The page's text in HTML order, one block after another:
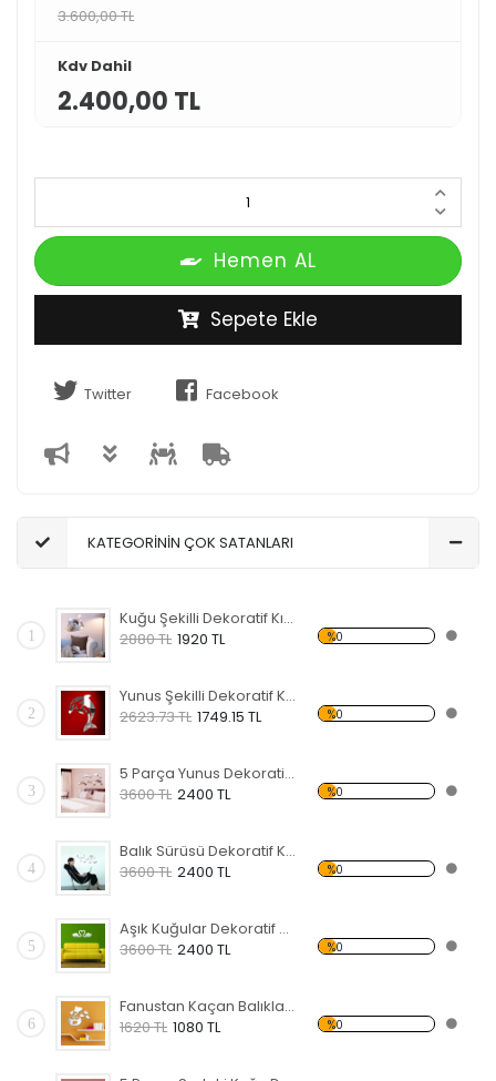
3.600,00 TL
Kdv Dahil
2.400,00 TL
Hemen AL
Sepete Ekle
Twitter Facebook
KATEGORİNİN ÇOK SATANLARI
1
Kuğu Şekilli Dekoratif Kırılmaz Ayna
2880 TL 1920 TL %0
2
Yunus Şekilli Dekoratif Kırılmaz Ayna
2623.73 TL 1749.15 TL %0
3
5 Parça Yunus Dekoratif Kırılmaz Ayna
3600 TL 2400 TL %0
4
Balık Sürüsü Dekoratif Kırılmaz Ayna
3600 TL 2400 TL %0
5
Aşık Kuğular Dekoratif Kırılmaz Ayna
3600 TL 2400 TL %0
6
Fanustan Kaçan Balıklar Dekoratif Kırılmaz Ayna
1620 TL 1080 TL %0